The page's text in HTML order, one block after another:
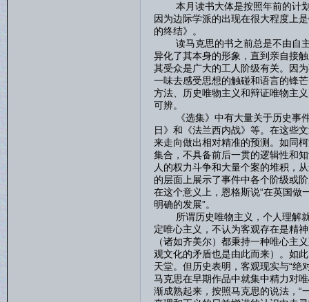
本月读书大体是按照年前的计划
因为边际学派的出现在很大程度上
的终结》。
读马克思的书之前总是不由自主
异化了其本身的形象，直到亲自接
其受众是广大的工人阶级有关。因
一味去感受思想的触碰和语言的锋
方法、历史唯物主义和辩证唯物主
可辨。
《选集》中有大量关于历史事件
日》和《法兰西内战》等。在这些
来走向做出相对精准的预测。如同
集合，不具备前后一贯的逻辑性和
人的权力斗争和大量个案的堆积，
的层面上展示了事件中各个阶级或
在这个意义上，恩格斯说“在英国做
明确的发展”。
所谓历史唯物主义，个人理解就
定唯心主义，不认为客观存在是精
（诸如齐美尔）都秉持一种唯心主
观文化的矛盾也是由此而来）。如
天堂。但历史表明，客观现实与“绝
马克思在早期作品中就集中精力对
渐成熟起来，按照马克思的说法，“